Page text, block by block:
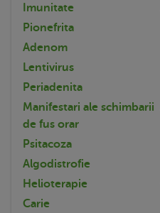
Imunitate
Pionefrita
Adenom
Lentivirus
Periadenita
Manifestari ale schimbarii
de fus orar
Psitacoza
Algodistrofie
Helioterapie
Carie